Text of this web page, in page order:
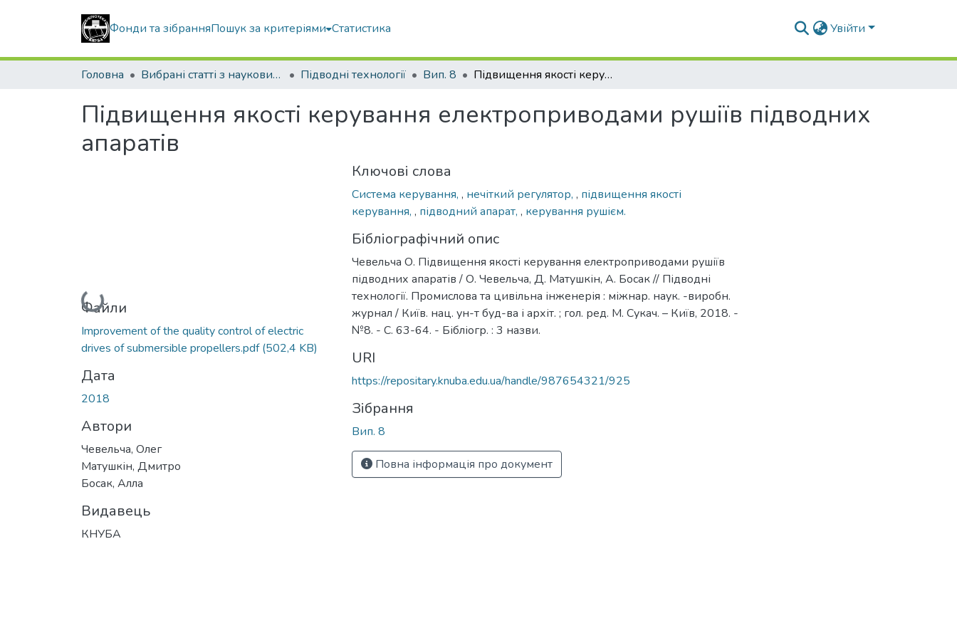
Фонди та зібранняПошук за критеріями Статистика Увійти
Головна Вибрані статті з наукових збірників КНУБА Підводні технології Вип. 8 Підвищення якості керування електроприводами рушіїв підводних апаратів
Підвищення якості керування електроприводами рушіїв підводних
апаратів
Вантажиться...
Файли
Improvement of the quality control of electric
drives of submersible propellers.pdf(502,4 KB)
Дата
2018
Автори
Чевельча, Олег
Матушкін, Дмитро
Босак, Алла
Видавець
КНУБА
Ключові слова
Система керування, , нечіткий регулятор, , підвищення якості
керування, , підводний апарат, , керування рушієм.
Бібліографічний опис
Чевельча О. Підвищення якості керування електроприводами рушіїв
підводних апаратів / О. Чевельча, Д. Матушкін, А. Босак // Підводні
технології. Промислова та цивільна інженерія : міжнар. наук. -виробн.
журнал / Київ. нац. ун-т буд-ва і архіт. ; гол. ред. М. Сукач. – Київ, 2018. -
№8. - С. 63-64. - Бібліогр. : 3 назви.
URI
https://repositary.knuba.edu.ua/handle/987654321/925
Зібрання
Вип. 8
Повна інформація про документ